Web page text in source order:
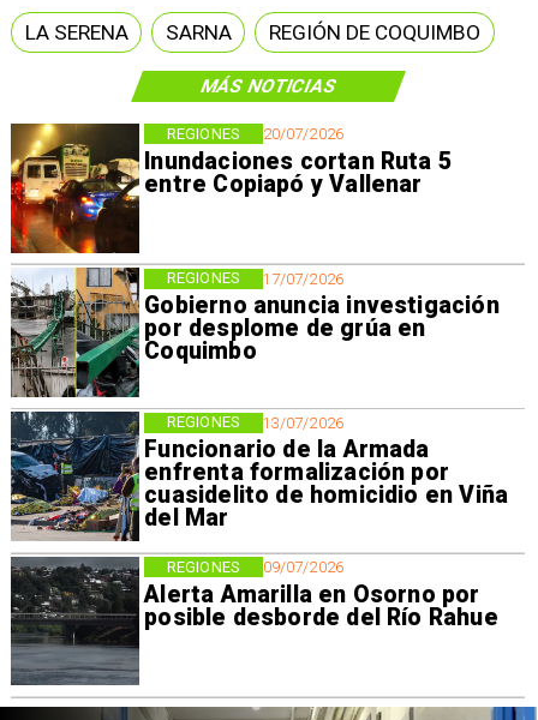
MÁS NOTICIAS
20/07/2026
Inundaciones cortan Ruta 5
entre Copiapó y Vallenar
REGIONES
17/07/2026
Gobierno anuncia investigación
por desplome de grúa en
Coquimbo
REGIONES
13/07/2026
Funcionario de la Armada
enfrenta formalización por
cuasidelito de homicidio en Viña
del Mar
REGIONES
09/07/2026
Alerta Amarilla en Osorno por
posible desborde del Río Rahue
REGIONES
LA SERENA SARNA REGIÓN DE COQUIMBO